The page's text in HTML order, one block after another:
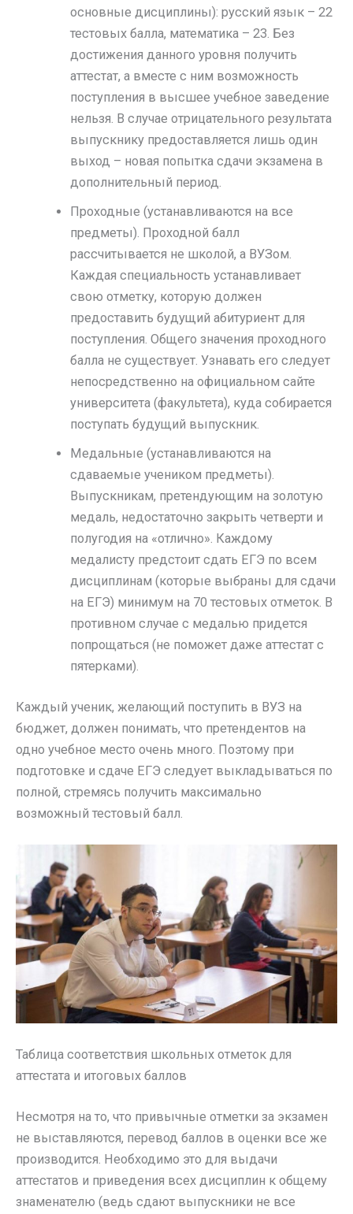
основные дисциплины): русский язык – 22
тестовых балла, математика – 23. Без
достижения данного уровня получить
аттестат, а вместе с ним возможность
поступления в высшее учебное заведение
нельзя. В случае отрицательного результата
выпускнику предоставляется лишь один
выход – новая попытка сдачи экзамена в
дополнительный период.
Проходные (устанавливаются на все
предметы). Проходной балл
рассчитывается не школой, а ВУЗом.
Каждая специальность устанавливает
свою отметку, которую должен
предоставить будущий абитуриент для
поступления. Общего значения проходного
балла не существует. Узнавать его следует
непосредственно на официальном сайте
университета (факультета), куда собирается
поступать будущий выпускник.
Медальные (устанавливаются на
сдаваемые учеником предметы).
Выпускникам, претендующим на золотую
медаль, недостаточно закрыть четверти и
полугодия на «отлично». Каждому
медалисту предстоит сдать ЕГЭ по всем
дисциплинам (которые выбраны для сдачи
на ЕГЭ) минимум на 70 тестовых отметок. В
противном случае с медалью придется
попрощаться (не поможет даже аттестат с
пятерками).
Каждый ученик, желающий поступить в ВУЗ на
бюджет, должен понимать, что претендентов на
одно учебное место очень много. Поэтому при
подготовке и сдаче ЕГЭ следует выкладываться по
полной, стремясь получить максимально
возможный тестовый балл.
Таблица соответствия школьных отметок для
аттестата и итоговых баллов
Несмотря на то, что привычные отметки за экзамен
не выставляются, перевод баллов в оценки все же
производится. Необходимо это для выдачи
аттестатов и приведения всех дисциплин к общему
знаменателю (ведь сдают выпускники не все